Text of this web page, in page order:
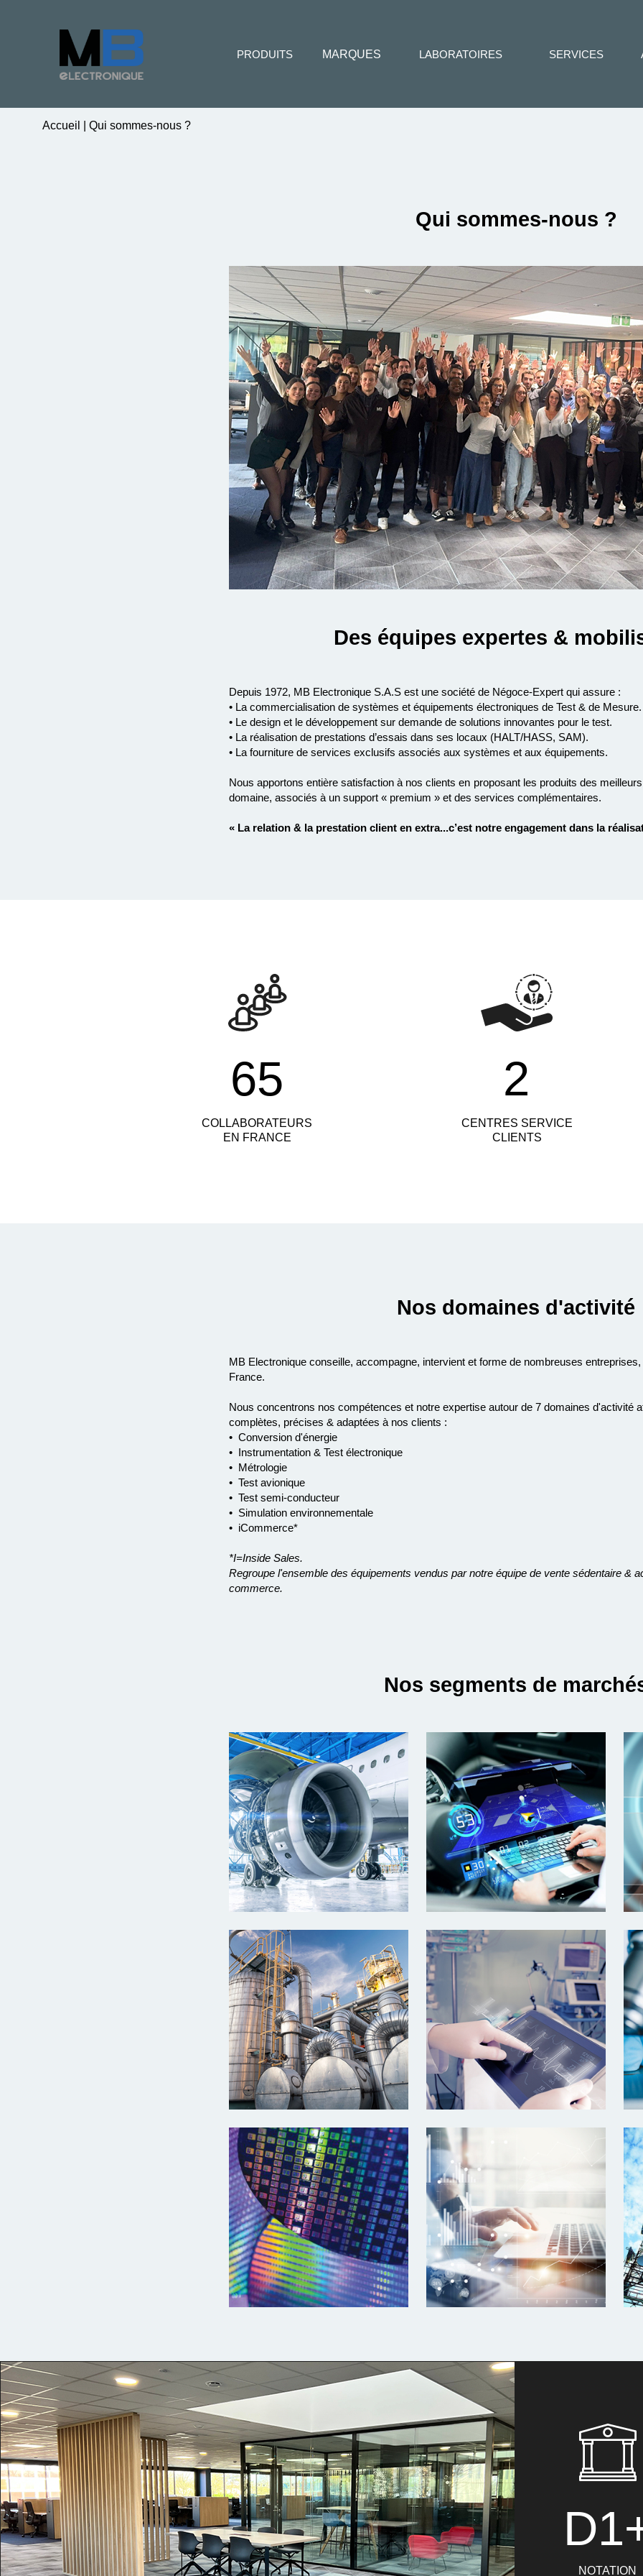
Accueil Qui sommes-nous ?
Qui sommes-nous ?
Des équipes expertes &
Depuis 1972, MB Electronique S.A.S est une société de Négoce-Expert qui assure :
• La commercialisation de systèmes et équipements électroniques de Test & de Mesure.
• Le design et le développement sur demande de solutions innovantes pour le test.
• La réalisation de prestations d’essais dans ses locaux (HALT/HASS, SAM).
• La fourniture de services exclusifs associés aux systèmes et aux équipements.
Nous apportons entière satisfaction à nos clients en proposant les produits des
domaine, associés à un support « premium » et des services complémentaires.
« La relation & la prestation client en extra...c’est notre engagement dans la
COLLABORATEURS
EN FRANCE
CENTRES SERVICE
CLIENTS
65 2
Nos domaines d'activité
MB Electronique conseille, accompagne, intervient et forme de nombreuses
France.
Nous concentrons nos compétences et notre expertise autour de 7 domaines d'activité
complètes, précises & adaptées à nos clients :
• Conversion d'énergie
• Instrumentation & Test électronique
• Métrologie
• Test avionique
• Test semi-conducteur
• Simulation environnementale
• iCommerce*
*I=Inside Sales.
Regroupe l'ensemble des équipements vendus par notre équipe de vente sédentaire &
commerce.
Nos segments de
NOTATION
PRODUITS MARQUES LABORATOIRES SERVICES